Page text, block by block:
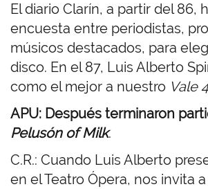
El diario Clarín, a partir del 86,
encuesta entre periodistas,
músicos destacados, para
disco. En el 87, Luis Alberto
como el mejor a nuestro Vale
APU: Después terminaron
Pelusón of Milk.
C.R.: Cuando Luis Alberto
en el Teatro Ópera, nos invita